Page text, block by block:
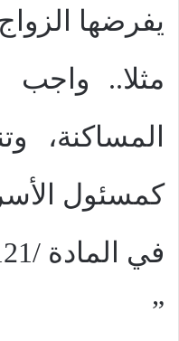
يفرضها
مثلا.. واجب
المساكنة،
كمسئول
في المادة /121 علي الآتي:
”